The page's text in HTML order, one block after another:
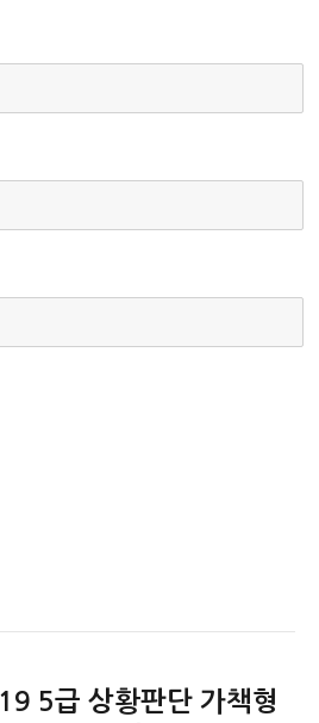
5급 상황판단 가책형